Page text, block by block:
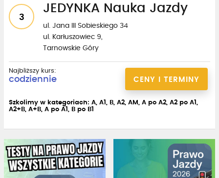
3
JEDYNKA Nauka Jazdy
ul. Jana III Sobieskiego 34
ul. Karłuszowiec 9,
Tarnowskie Góry
CENY I TERMINY
Najbliższy kurs:
codziennie
Szkolimy w kategoriach: A, A1, B, A2, AM, A po A2, A2 po A1,
A2+B, A+B, A po A1, B po B1